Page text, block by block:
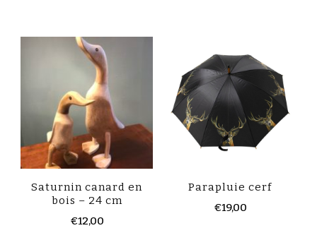
Saturnin canard en
bois – 24 cm
€12,00
Parapluie cerf
€19,00